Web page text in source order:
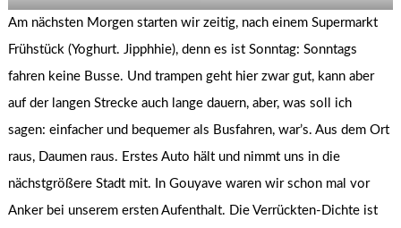
Am nächsten Morgen starten wir zeitig, nach einem Supermarkt
Frühstück (Yoghurt. Jipphhie), denn es ist Sonntag: Sonntags
fahren keine Busse. Und trampen geht hier zwar gut, kann aber
auf der langen Strecke auch lange dauern, aber, was soll ich
sagen: einfacher und bequemer als Busfahren, war’s. Aus dem Ort
raus, Daumen raus. Erstes Auto hält und nimmt uns in die
nächstgrößere Stadt mit. In Gouyave waren wir schon mal vor
Anker bei unserem ersten Aufenthalt. Die Verrückten-Dichte ist